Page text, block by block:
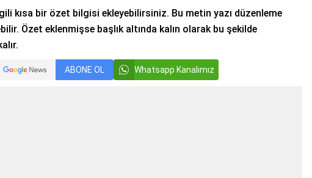
kısa bir özet bilgisi ekleyebilirsiniz. Bu metin yazı düzenleme
Özet eklenmişse başlık altında kalın olarak bu şekilde
ABONE OL Whatsapp Kanalımız